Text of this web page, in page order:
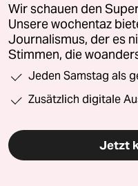
Wir schauen den
Unsere wochentaz
Journalismus, der es
Stimmen, die
Jeden Samstag als
Zusätzlich digitale
Jetzt